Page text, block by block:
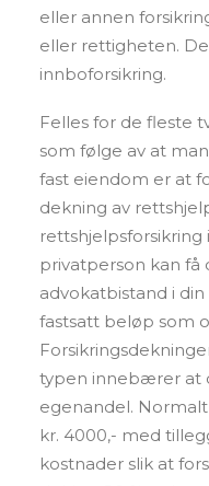
eller annen
eller rettigheten.
innboforsikring.
Felles for de fleste
som følge av at
fast eiendom er at
dekning av
privatperson kan
advokatbistand i
fastsatt beløp som
typen innebærer at
egenandel.
kr. 4000,- med
kostnader slik at